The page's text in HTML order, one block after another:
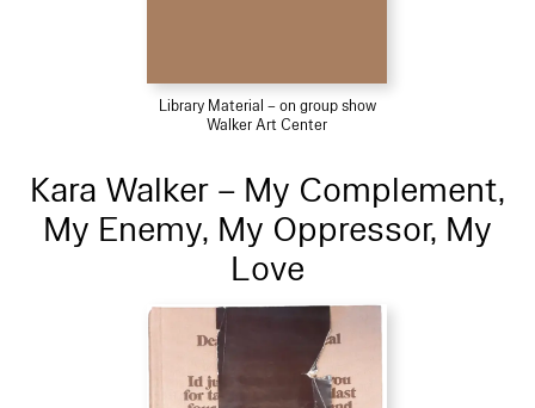
Library Material – on group show
Walker Art Center
Kara Walker – My Complement,
My Enemy, My Oppressor, My
Love